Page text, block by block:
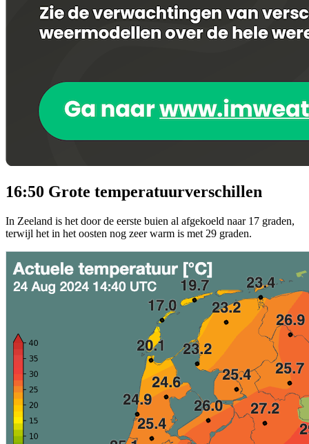
16:50 Grote temperatuurverschillen
In Zeeland is het door de eerste buien al afgekoeld naar 17 graden,
terwijl het in het oosten nog zeer warm is met 29 graden.